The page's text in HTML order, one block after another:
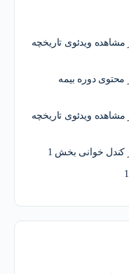
مشاهده ویدئوی تاریخچه
محتوی دوره بیمه
مشاهده ویدئوی تاریخچه
کندل خوانی بخش 1